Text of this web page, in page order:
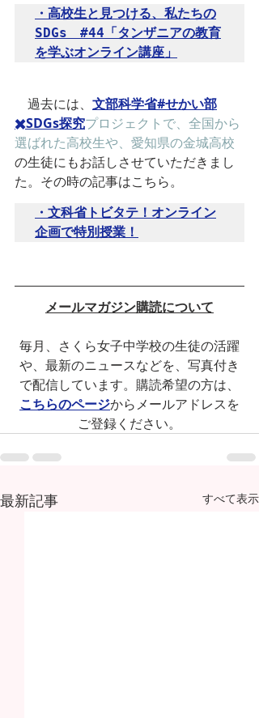
・高校生と見つける、私たちの
SDGs　#44「タンザニアの教育
を学ぶオンライン講座」
過去には、 文部科学省#せかい部
✖️SDGs探究プロジェクトで、全国から
選ばれた高校生や、愛知県の金城高校
の生徒にもお話しさせていただきまし
た。その時の記事はこちら。
・文科省トビタテ！オンライン
企画で特別授業！
メールマガジン購読について
毎月、さくら女子中学校の生徒の活躍
や、最新のニュースなどを、写真付き
で配信しています。購読希望の方は、
こちらのページからメールアドレスを
ご登録ください。
最新記事 すべて表示